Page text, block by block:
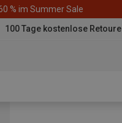
% im Summer Sale
100 Tage kostenlose Retoure